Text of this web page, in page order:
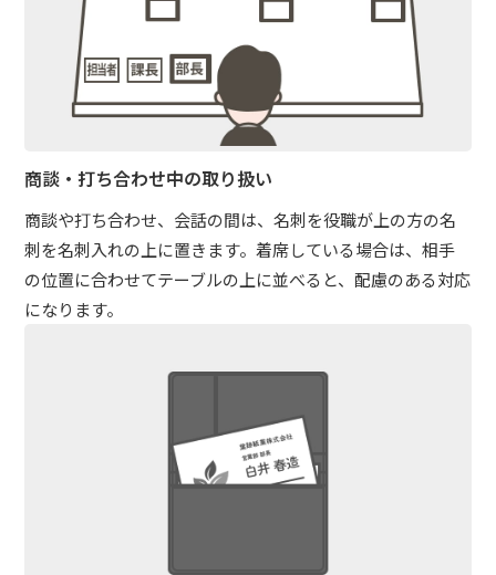
商談・打ち合わせ中の取り扱い
商談や打ち合わせ、会話の間は、名刺を役職が上の方の名
刺を名刺入れの上に置きます。着席している場合は、相手
の位置に合わせてテーブルの上に並べると、配慮のある対応
になります。